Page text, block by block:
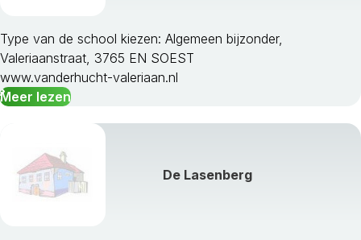
Type van de school kiezen: Algemeen bijzonder,
Valeriaanstraat, 3765 EN SOEST
www.vanderhucht-valeriaan.nl
Meer lezen
De Lasenberg